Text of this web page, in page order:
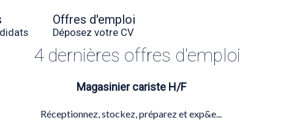
Offres d'emploi
Déposez votre CV
4 dernières offres d'emploi
Magasinier cariste H/F
Réceptionnez, stockez, préparez et exp&e...